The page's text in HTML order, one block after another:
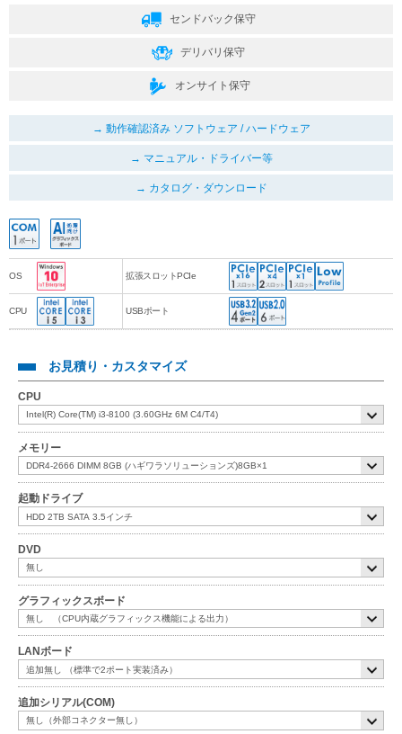
センドバック保守
デリバリ保守
オンサイト保守
動作確認済み ソフトウェア / ハードウェア
マニュアル・ドライバー等
カタログ・ダウンロード
OS 拡張スロットPCIe
CPU USBポート
お見積り・カスタマイズ
CPU
メモリー
起動ドライブ
DVD
グラフィックスボード
LANボード
追加シリアル(COM)